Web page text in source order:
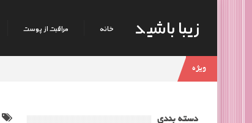
زیبا باشید خانه مراقبت از پوست
ویژه
دسته بندی